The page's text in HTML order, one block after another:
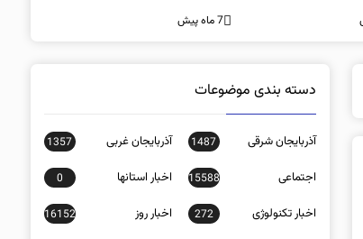
غیاب جیمز
7 ماه پیش
دسته بندی موضوعات
آذربایجان شرقی 1487 آذربایجان غربی 1357
اجتماعی 15588 اخبار استانها 0
اخبار تکنولوژی 272 اخبار روز 16152